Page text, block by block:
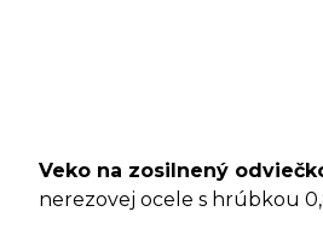
Veko na zosilnený
nerezovej ocele s hrúbkou